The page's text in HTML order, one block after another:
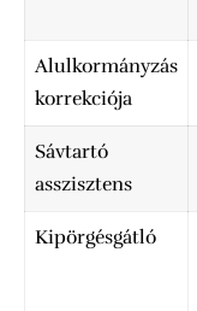
Alulkormányzás
korrekciója
Sávtartó
asszisztens
Kipörgésgátló